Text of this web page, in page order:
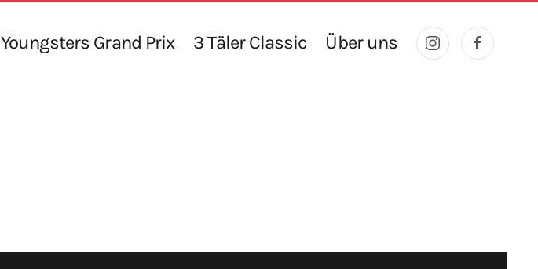
Youngsters Grand Prix 3 Täler Classic Über uns